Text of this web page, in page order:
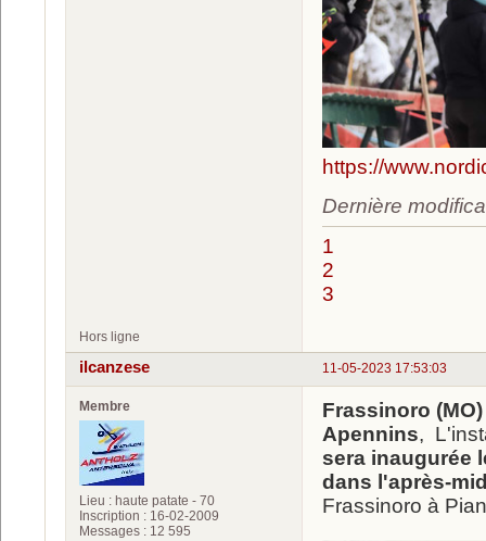
https://
Dernière
1
2
3
Hors ligne
11-05-2023 17:53:03
ilcanzese
Membre
Lieu : haute patate - 70
Inscription : 16-02-2009
Messages : 12 595
Frassinoro
Apennins,
sera inaugurée
dans l'après-
Frassinoro à